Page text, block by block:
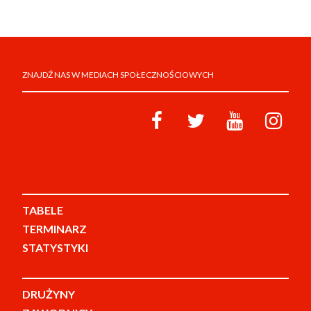
ZNAJDŹ NAS W MEDIACH SPOŁECZNOŚCIOWYCH
TABELE
TERMINARZ
STATYSTYKI
DRUŻYNY